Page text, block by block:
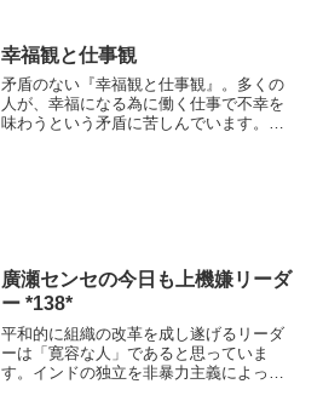
幸福観と仕事観
矛盾のない『幸福観と仕事観』。多くの
人が、幸福になる為に働く仕事で不幸を
味わうという矛盾に苦しんでいます。幸
廣瀬センセの今日も上機嫌リーダ
ー *138*
平和的に組織の改革を成し遂げるリーダ
ーは「寛容な人」であると思っていま
す。インドの独立を非暴力主義によって